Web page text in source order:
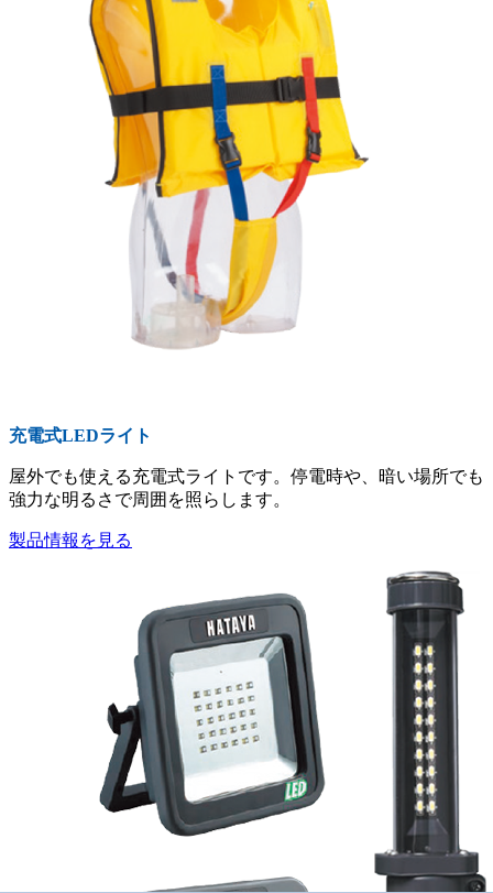
充電式LEDライト
屋外でも使える充電式ライトです。停電時や、暗い場所でも
強力な明るさで周囲を照らします。
製品情報を見る